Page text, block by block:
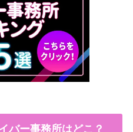
バー事務所はどこ？